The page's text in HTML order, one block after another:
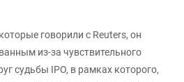
говорили с Reuters, он
из-за чувствительного
судьбы IPO, в рамках которого,